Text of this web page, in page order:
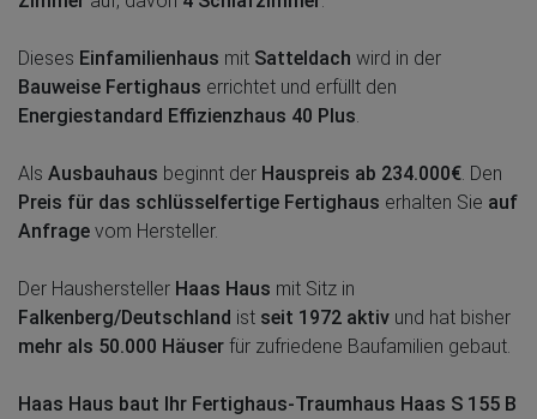
Dieses Einfamilienhaus mit Satteldach wird in der
Bauweise Fertighaus errichtet und erfüllt den
Energiestandard Effizienzhaus 40 Plus
Als Ausbauhaus beginnt der Hauspreis ab 234.000€ . Den
Preis für das schlüsselfertige Fertighaus erhalten Sie auf
Anfrage vom Hersteller.
Der Haushersteller Haas Haus mit Sitz in
Falkenberg/Deutschland ist seit 1972 aktiv und hat bisher
mehr als 50.000 Häuser für zufriedene Baufamilien gebaut.
Haas Haus baut Ihr Fertighaus-Traumhaus Haas S 155 B